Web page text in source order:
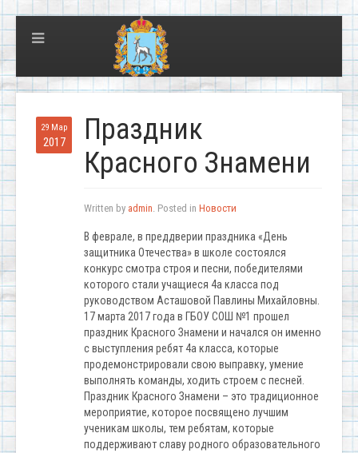
29 Мар
2017
Праздник
Красного Знамени
Written by admin. Posted in Новости
В феврале, в преддверии праздника «День
защитника Отечества» в школе состоялся
конкурс смотра строя и песни, победителями
которого стали учащиеся 4а класса под
руководством Асташовой Павлины Михайловны.
17 марта 2017 года в ГБОУ СОШ №1 прошел
праздник Красного Знамени и начался он именно
с выступления ребят 4а класса, которые
продемонстрировали свою выправку, умение
выполнять команды, ходить строем с песней.
Праздник Красного Знамени – это традиционное
мероприятие, которое посвящено лучшим
ученикам школы, тем ребятам, которые
поддерживают славу родного образовательного